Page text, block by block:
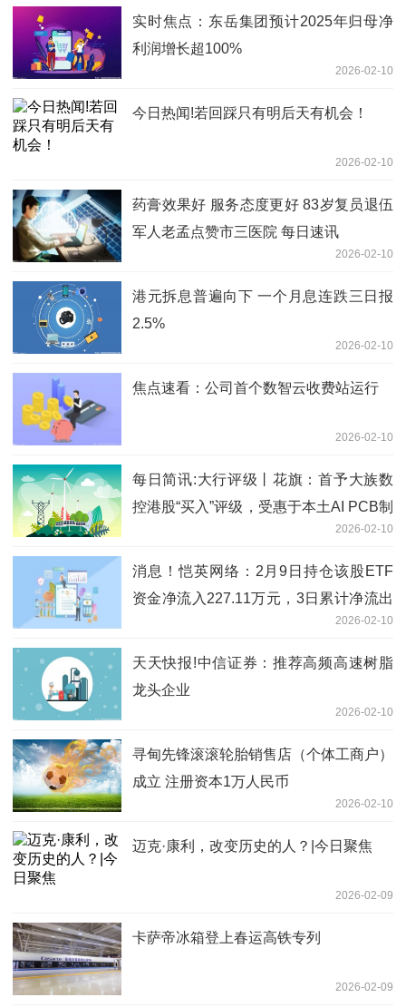
实时焦点：东岳集团预计2025年归母净
利润增长超100%
2026-02-10
今日热闻!若回踩只有明后天有机会！
2026-02-10
药膏效果好 服务态度更好 83岁复员退伍
军人老孟点赞市三医院 每日速讯
2026-02-10
港元拆息普遍向下 一个月息连跌三日报
2.5%
2026-02-10
焦点速看：公司首个数智云收费站运行
2026-02-10
每日简讯:大行评级丨花旗：首予大族数
控港股“买入”评级，受惠于本土AI PCB制
2026-02-10
消息！恺英网络：2月9日持仓该股ETF
资金净流入227.11万元，3日累计净流出
2026-02-10
天天快报!中信证券：推荐高频高速树脂
龙头企业
2026-02-10
寻甸先锋滚滚轮胎销售店（个体工商户）
成立 注册资本1万人民币
2026-02-10
迈克·康利，改变历史的人？|今日聚焦
2026-02-09
卡萨帝冰箱登上春运高铁专列
2026-02-09